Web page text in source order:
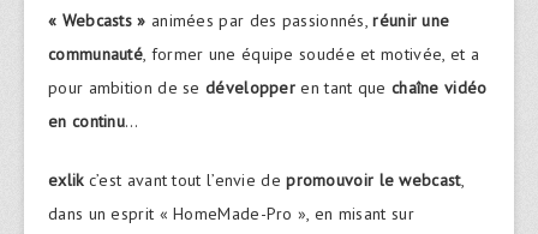
« Webcasts » animées par des passionnés,réunir une
communauté, former une équipe soudée et motivée, et a
pour ambition de sedévelopper en tant que chaîne vidéo
en continu…
exlikc’est avant tout l’envie depromouvoir le webcast,
dans un esprit « HomeMade-Pro », en misant sur